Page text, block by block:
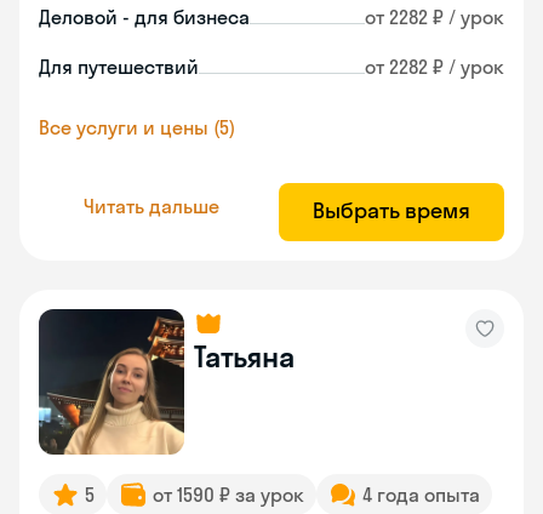
Деловой - для бизнеса от 2282 ₽ / урок
Для путешествий от 2282 ₽ / урок
Все услуги и цены (5)
Читать дальше Выбрать время
Татьяна
5 от 1590 ₽ за урок
4 года опыта